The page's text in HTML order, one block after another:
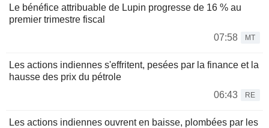
Le bénéfice attribuable de Lupin progresse de 16 % au
premier trimestre fiscal
07:58
MT
Les actions indiennes s'effritent, pesées par la finance et la
hausse des prix du pétrole
06:43
RE
Les actions indiennes ouvrent en baisse, plombées par les